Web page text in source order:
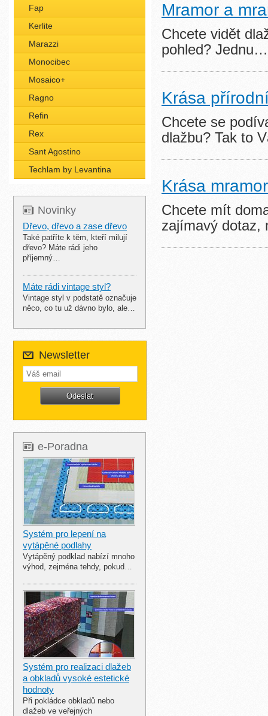
Fap
Kerlite
Marazzi
Monocibec
Mosaico+
Ragno
Refin
Rex
Sant Agostino
Techlam by Levantina
Novinky
Dřevo, dřevo a zase dřevo
Také patříte k těm, kteří milují
dřevo? Máte rádi jeho
příjemný…
Máte rádi vintage styl?
Vintage styl v podstatě označuje
něco, co tu už dávno bylo, ale…
Newsletter
e-Poradna
Systém pro lepení na
vytápěné podlahy
Vytápěný podklad nabízí mnoho
výhod, zejména tehdy, pokud…
Systém pro realizaci dlažeb
a obkladů vysoké estetické
hodnoty
Při pokládce obkladů nebo
dlažeb ve veřejných
Mramor a
Chcete vidět
pohled?
Krása
Chcete se
dlažbu? Tak to
Krása
Chcete mít
zajímavý